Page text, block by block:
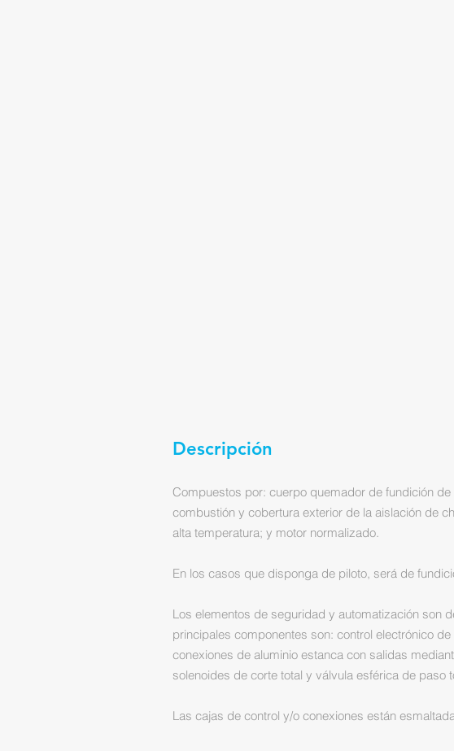
Descripción
Compuestos por: cuerpo quemador de fundición
combustión y cobertura exterior de la aislación de
alta temperatura; y motor normalizado.
En los casos que disponga de piloto, será de
Los elementos de seguridad y automatización son
principales componentes son: control electrónico
conexiones de aluminio estanca con salidas
solenoides de corte total y válvula esférica de paso
Las cajas de control y/o conexiones están